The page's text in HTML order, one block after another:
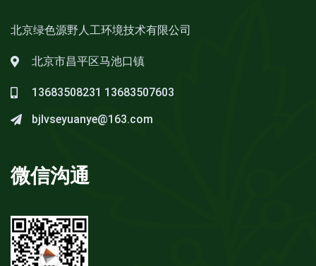
北京绿色源野人工环境技术有限公司
北京市昌平区马池口镇
13683508231 13683507603
bjlvseyuanye@163.com
微信沟通